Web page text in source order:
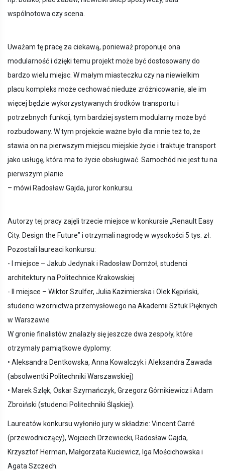
wspólnotowa czy scena.
Uważam tę pracę za ciekawą, ponieważ proponuje ona
modularność i dzięki temu projekt może być dostosowany do
bardzo wielu miejsc. W małym miasteczku czy na niewielkim
placu kompleks może cechować nieduże zróżnicowanie, ale im
więcej będzie wykorzystywanych środków transportu i
potrzebnych funkcji, tym bardziej system modularny może być
rozbudowany. W tym projekcie ważne było dla mnie też to, że
stawia on na pierwszym miejscu miejskie życie i traktuje transport
jako usługę, która ma to życie obsługiwać. Samochód nie jest tu na
pierwszym planie
– mówi Radosław Gajda, juror konkursu.
Autorzy tej pracy zajęli trzecie miejsce w konkursie „Renault Easy
City. Design the Future” i otrzymali nagrodę w wysokości 5 tys. zł.
Pozostali laureaci konkursu:
- I miejsce – Jakub Jedynak i Radosław Domżoł, studenci
architektury na Politechnice Krakowskiej
- II miejsce – Wiktor Szulfer, Julia Kazimierska i Olek Kępiński,
studenci wzornictwa przemysłowego na Akademii Sztuk Pięknych
w Warszawie
W gronie finalistów znalazły się jeszcze dwa zespoły, które
otrzymały pamiątkowe dyplomy:
• Aleksandra Dentkowska, Anna Kowalczyk i Aleksandra Zawada
(absolwentki Politechniki Warszawskiej)
• Marek Szlęk, Oskar Szymańczyk, Grzegorz Górnikiewicz i Adam
Zbroiński (studenci Politechniki Śląskiej).
Laureatów konkursu wyłoniło jury w składzie: Vincent Carré
(przewodniczący), Wojciech Drzewiecki, Radosław Gajda,
Krzysztof Herman, Małgorzata Kuciewicz, Iga Mościchowska i
Agata Szczech.